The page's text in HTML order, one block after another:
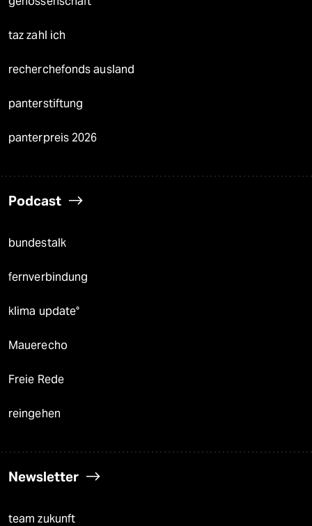
taz zahl ich
recherchefonds ausland
panterstiftung
panterpreis 2026
Podcast
bundestalk
fernverbindung
klima update°
Mauerecho
Freie Rede
reingehen
Newsletter
team zukunft